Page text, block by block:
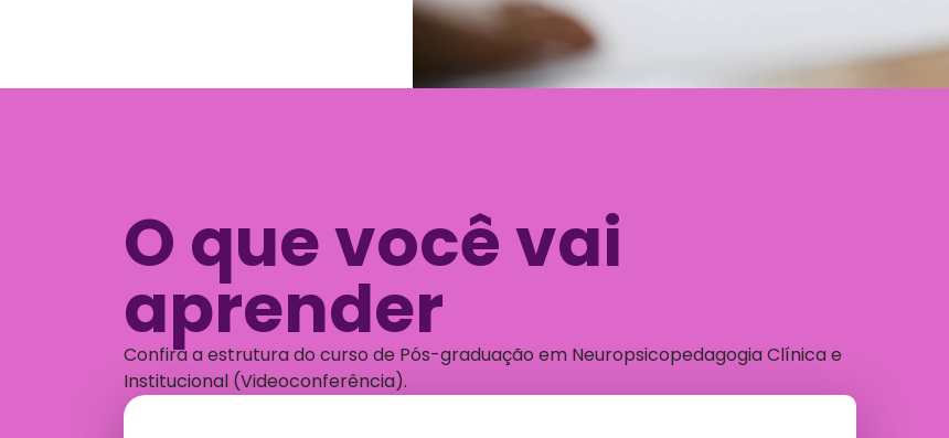
O que você vai
aprender
Confira a estrutura do curso de Pós-graduação em Neuropsicopedagogia Clínica e
Institucional (Videoconferência).